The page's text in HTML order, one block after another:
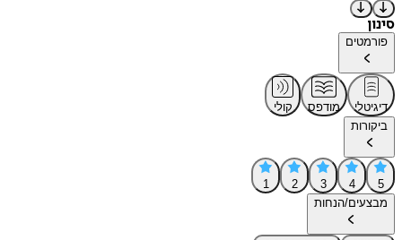
סינון
פורמטים
דיגיטלי מודפס
קולי
ביקורות
5
4
3
2
1
מבצעים/הנחות